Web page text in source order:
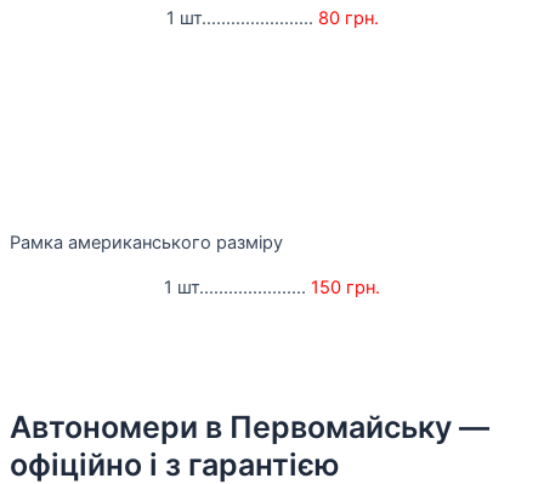
1 шт....................... 80 грн.
Рамка американського разміру
1 шт...................... 150 грн.
Автономери в Первомайську —
офіційно і з гарантією